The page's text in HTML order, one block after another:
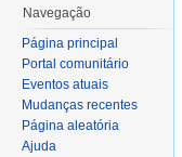
Navegação
Página principal
Portal comunitário
Eventos atuais
Mudanças recentes
Página aleatória
Ajuda